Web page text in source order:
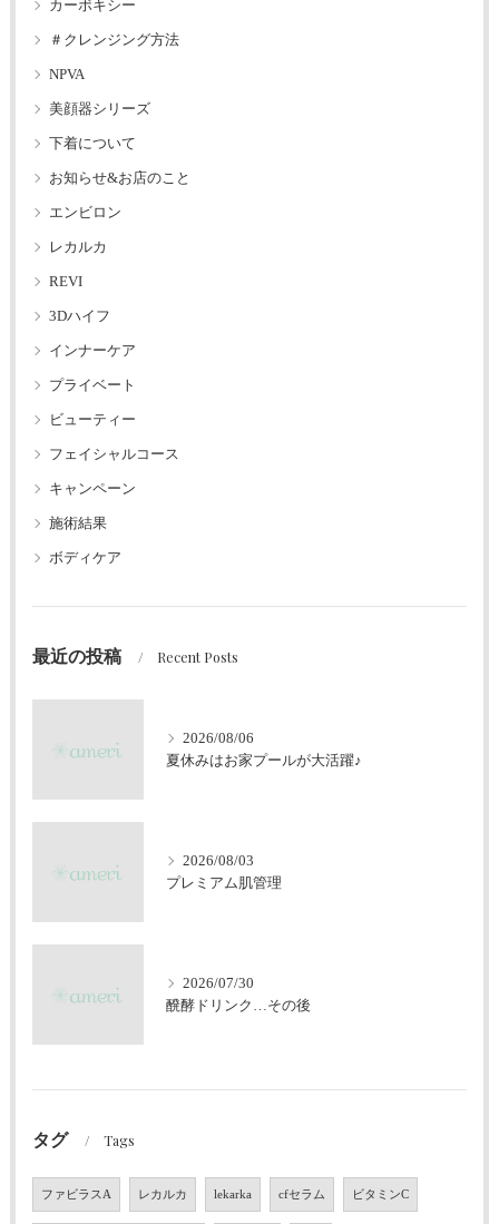
カーボキシー
＃クレンジング方法
NPVA
美顔器シリーズ
下着について
お知らせ&お店のこと
エンビロン
レカルカ
REVI
3Dハイフ
インナーケア
プライベート
ビューティー
フェイシャルコース
キャンペーン
施術結果
ボディケア
最近の投稿 Recent Posts
2026/08/06
夏休みはお家プールが大活躍♪
2026/08/03
プレミアム肌管理
2026/07/30
醗酵ドリンク…その後
タグ Tags
ファビラスA レカルカ lekarka cfセラム ビタミンC